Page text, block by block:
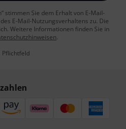
stimmen Sie dem Erhalt von E-Mail-
E-Mail-Nutzungsverhaltens zu. Die
Weitere Informationen finden Sie in
.
Pflichtfeld